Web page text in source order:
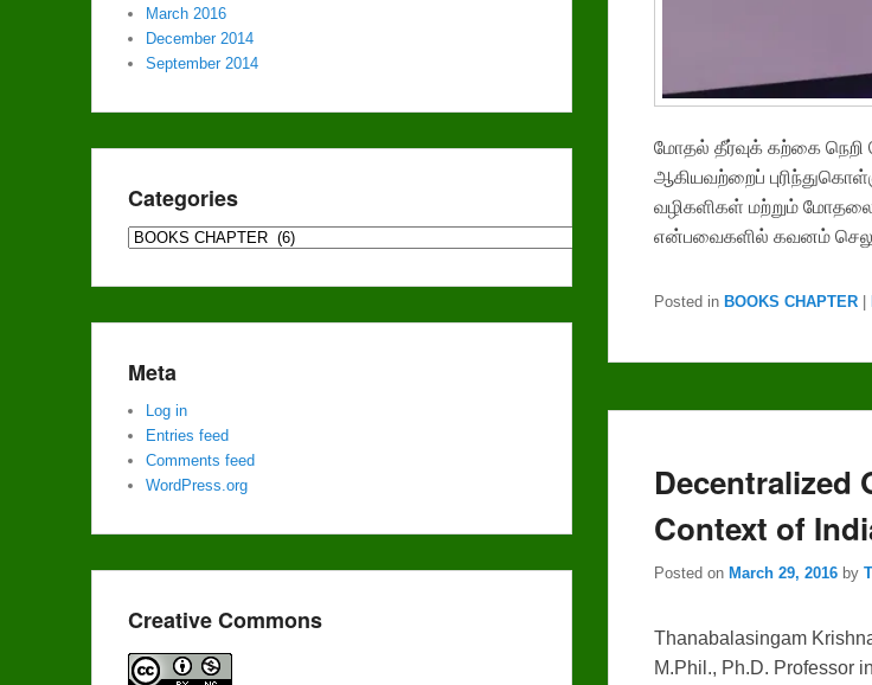
மோதல் தீர்வுக் கற்கை
ஆகியவற்றைப்
வழிகளிகள் மற்றும்
என்பவைகளில் கவனம்
Posted in BOOKS CHAPTER
Decentralized
Context of
Posted on March 29, 2016 by
Thanabalasingam
M.Phil., Ph.D. Professor
March 2016
December 2014
September 2014
Categories
Categories
Meta
Log in
Entries feed
Comments feed
WordPress.org
Creative Commons